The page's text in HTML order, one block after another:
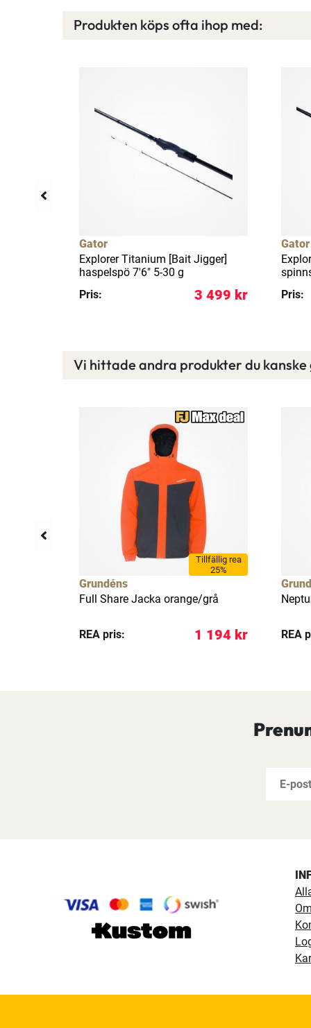
Produkten köps ofta ihop med:
Gator
Explorer Titanium [Bait Jigger]
haspelspö 7'6" 5-30 g
Pris:
3 499 kr
Gator
Pris:
Vi hittade andra produkter du
Tillfällig rea
25%
Grundéns
Full Share Jacka orange/grå
REA pris: 1 194 kr REA